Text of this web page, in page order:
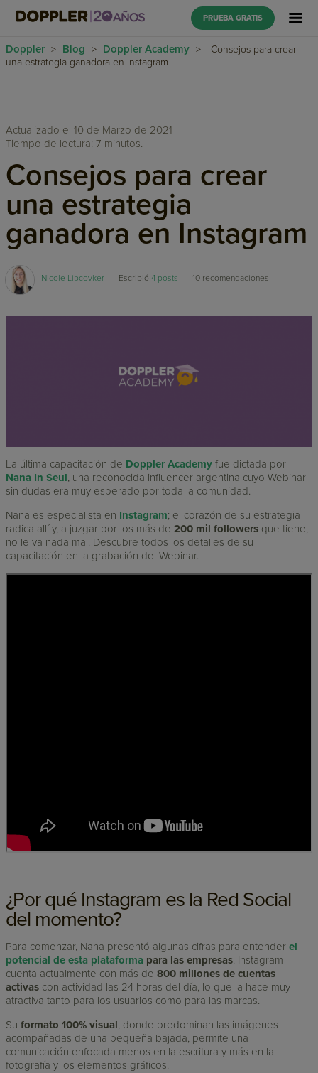
PRUEBA GRATIS
Doppler > Blog > Doppler Academy >
Consejos para crear
una estrategia ganadora en Instagram
Actualizado el 10 de Marzo de 2021
Tiempo de lectura: 7 minutos.
Consejos para crear
una estrategia
ganadora en Instagram
Nicole Libcovker Escribió4 posts 10 recomendaciones
La última capacitación de Doppler Academy fue dictada por
Nana In Seul, una reconocida influencer argentina cuyo Webinar
sin dudas era muy esperado por toda la comunidad.
Nana es especialista en Instagram; el corazón de su estrategia
radica allí y, a juzgar por los más de 200 mil followers que tiene,
no le va nada mal. Descubre todos los detalles de su
capacitación en la grabación del Webinar.
¿Por qué Instagram es la Red Social
del momento?
Para comenzar, Nana presentó algunas cifras para entenderel
potencial de esta plataforma para las empresas. Instagram
cuenta actualmente con más de800 millones de cuentas
activas con actividad las 24 horas del día, lo que la hace muy
atractiva tanto para los usuarios como para las marcas.
Suformato 100% visual, donde predominan las imágenes
acompañadas de una pequeña bajada, permite una
comunicación enfocada menos en la escritura y más en la
fotografía y los elementos gráficos.